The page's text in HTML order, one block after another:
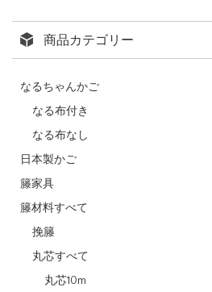
商品カテゴリー
なるちゃんかご
なる布付き
なる布なし
日本製かご
籐家具
籐材料すべて
挽籐
丸芯すべて
丸芯10m